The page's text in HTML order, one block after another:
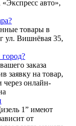
авто»,
товары в
ул. Вишнёвая 35,
город?
заказа
заявку на товар,
через онлайн-
1” имеют
от